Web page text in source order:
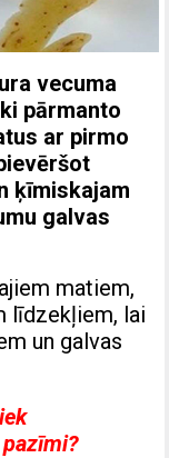
vecuma
pārmanto
ar pirmo
ķīmiskajam
galvas
matiem,
līdzekļiem, lai
un galvas